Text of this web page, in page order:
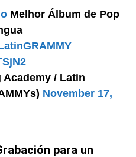
Melhor Álbum de Pop
/ Latin
November 17,
para un